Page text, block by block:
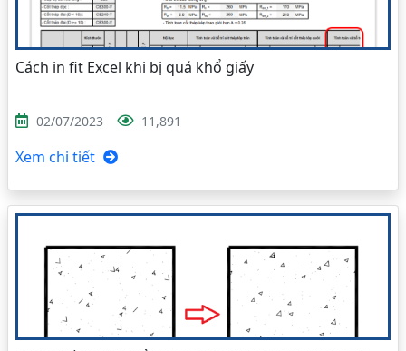
Cách in fit Excel khi bị quá khổ giấy
02/07/2023 11,891
Xem chi tiết